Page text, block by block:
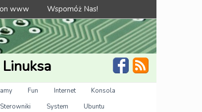
www Wspomóż Nas!
Fun Internet
Konsola
Sterowniki System
Ubuntu